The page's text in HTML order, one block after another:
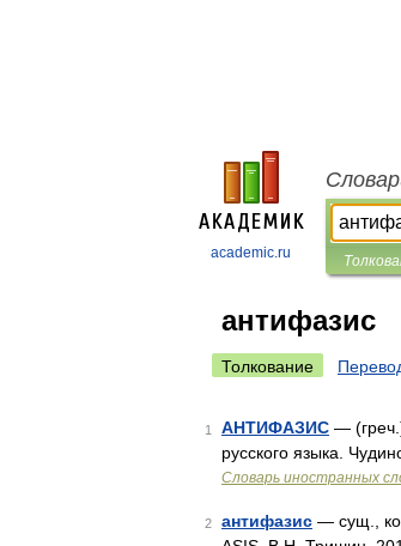
academic.ru
антифазис
Толкование
1 АНТИФАЗИС —
русского языка.
Словарь иностранных
2 антифазис — сущ.,